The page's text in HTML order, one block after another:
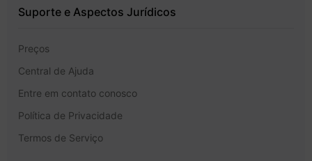
Suporte e Aspectos Jurídicos
Preços
Central de Ajuda
Entre em contato conosco
Política de Privacidade
Termos de Serviço